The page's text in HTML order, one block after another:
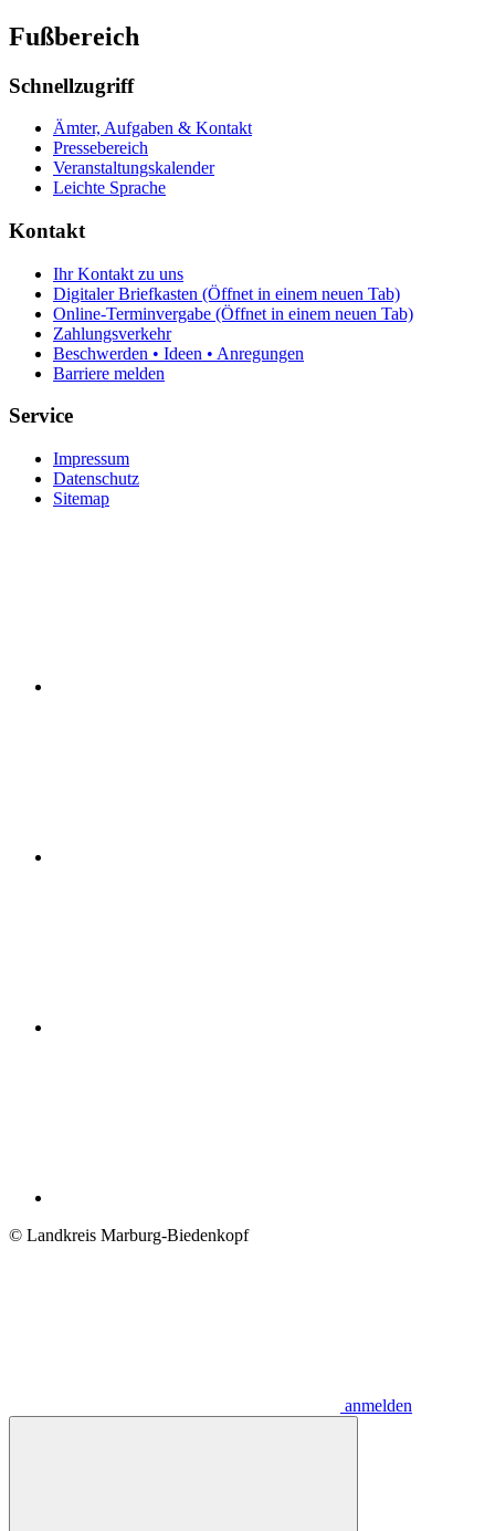
Fußbereich
Schnellzugriff
Ämter, Aufgaben & Kontakt
Pressebereich
Veranstaltungskalender
Leichte Sprache
Kontakt
Ihr Kontakt zu uns
Digitaler Briefkasten (Öffnet in einem neuen Tab)
Online-Terminvergabe (Öffnet in einem neuen Tab)
Zahlungsverkehr
Beschwerden • Ideen • Anregungen
Barriere melden
Service
Impressum
Datenschutz
Sitemap
© Landkreis Marburg-Biedenkopf
anmelden